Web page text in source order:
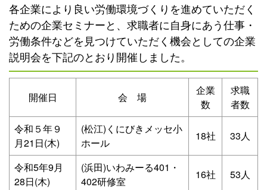
各企業により良い労働環境づくりを進めていただく
ための企業セミナーと、求職者に自身にあう仕事・
労働条件などを見つけていただく機会としての企業
説明会を下記のとおり開催しました。
開催日 会 場
企業
数
求職
者数
令和５年９
月21日(木)
(松江)くにびきメッセ小
ホール
18社 33人
令和5年9月
28日(木)
(浜田)いわみーる401・
402研修室
16社 53人